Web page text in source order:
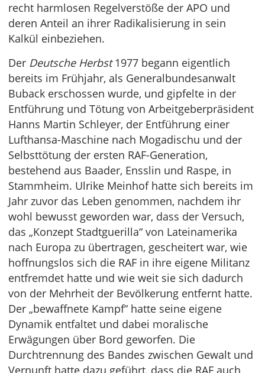
recht harmlosen Regelverstöße der APO und
deren Anteil an ihrer Radikalisierung in sein
Kalkül einbeziehen.
Der Deutsche Herbst1977 begann eigentlich
bereits im Frühjahr, als Generalbundesanwalt
Buback erschossen wurde, und gipfelte in der
Entführung und Tötung von Arbeitgeberpräsident
Hanns Martin Schleyer, der Entführung einer
Lufthansa-Maschine nach Mogadischu und der
Selbsttötung der ersten RAF-Generation,
bestehend aus Baader, Ensslin und Raspe, in
Stammheim. Ulrike Meinhof hatte sich bereits im
Jahr zuvor das Leben genommen, nachdem ihr
wohl bewusst geworden war, dass der Versuch,
das „Konzept Stadtguerilla“ von Lateinamerika
nach Europa zu übertragen, gescheitert war, wie
hoffnungslos sich die RAF in ihre eigene Militanz
entfremdet hatte und wie weit sie sich dadurch
von der Mehrheit der Bevölkerung entfernt hatte.
Der „bewaffnete Kampf“ hatte seine eigene
Dynamik entfaltet und dabei moralische
Erwägungen über Bord geworfen. Die
Durchtrennung des Bandes zwischen Gewalt und
Vernunft hatte dazu geführt, dass die RAF auch